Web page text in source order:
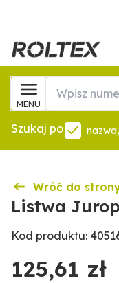
MENU
Szukaj po
Wróć do
Listwa
Kod produktu:
125,61 zł